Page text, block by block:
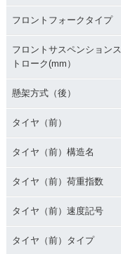
フロントフォークタイプ
フロントサスペンションス
トローク(mm）
懸架方式（後）
タイヤ（前）
タイヤ（前）構造名
タイヤ（前）荷重指数
タイヤ（前）速度記号
タイヤ（前）タイプ